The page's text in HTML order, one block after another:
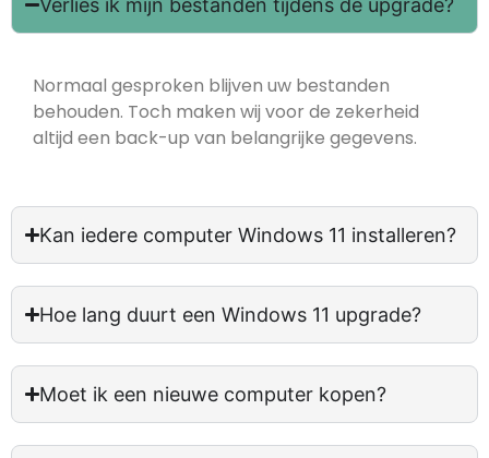
Verlies ik mijn bestanden tijdens de upgrade?
Normaal gesproken blijven uw bestanden
behouden. Toch maken wij voor de zekerheid
altijd een back-up van belangrijke gegevens.
Kan iedere computer Windows 11 installeren?
Hoe lang duurt een Windows 11 upgrade?
Moet ik een nieuwe computer kopen?